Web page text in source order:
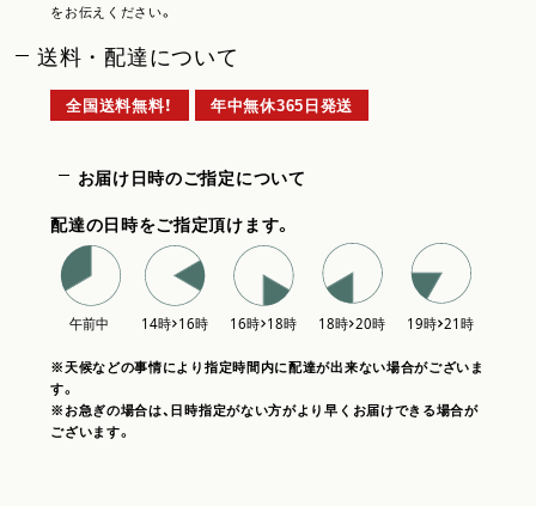
をお伝えください。
送料・配達について
全国送料無料！ 年中無休365日発送
お届け日時のご指定について
配達の日時をご指定頂けます。
※天候などの事情により指定時間内に配達が出来ない場合がございま
す。
※お急ぎの場合は、日時指定がない方がより早くお届けできる場合が
ございます。